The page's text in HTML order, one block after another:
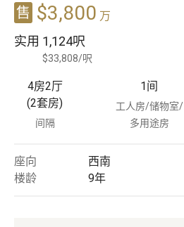
豪宅分行
售 $3,800 万
实用 1,124呎
$33,808/呎
4房2厅
(2套房)
间隔
1间
工人房/储物室/
多用途房
座向
西南
楼龄
9年